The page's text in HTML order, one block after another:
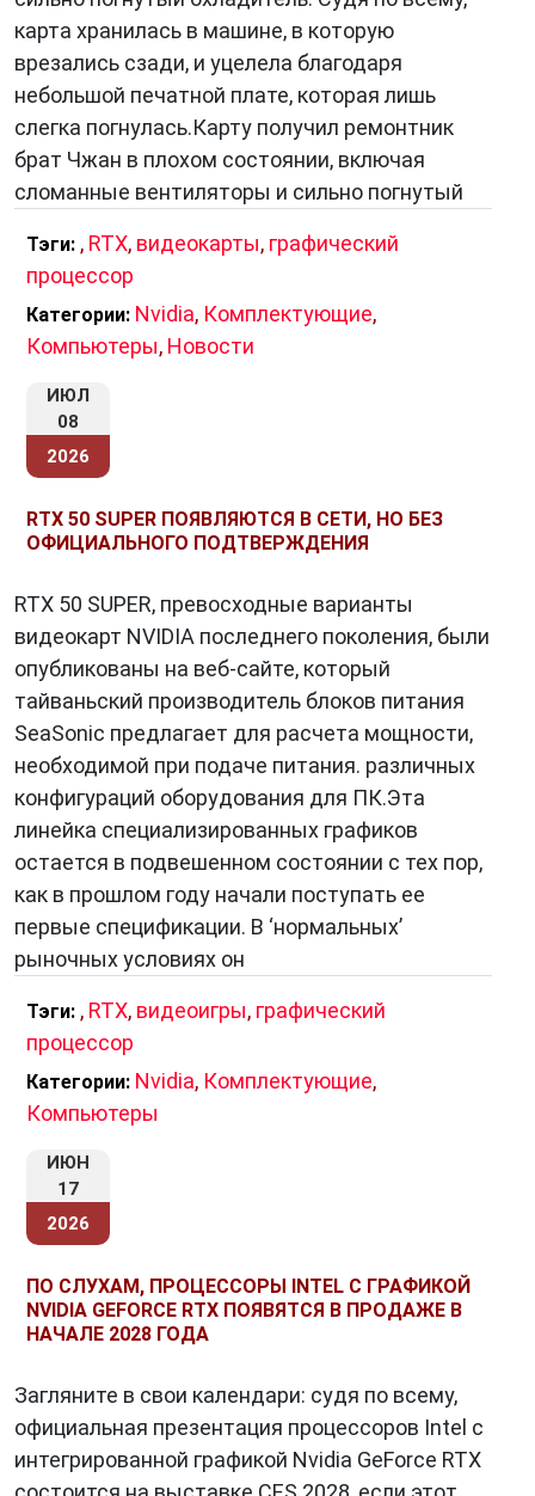
карта хранилась в машине, в которую
врезались сзади, и уцелела благодаря
небольшой печатной плате, которая лишь
слегка погнулась.Карту получил ремонтник
брат Чжан в плохом состоянии, включая
сломанные вентиляторы и сильно погнутый
Тэги: , RTX, видеокарты, графический
процессор
Категории: Nvidia, Комплектующие,
Компьютеры, Новости
ИЮЛ
08
2026
RTX 50 SUPER ПОЯВЛЯЮТСЯ В СЕТИ, НО БЕЗ
ОФИЦИАЛЬНОГО ПОДТВЕРЖДЕНИЯ
RTX 50 SUPER, превосходные варианты
видеокарт NVIDIA последнего поколения, были
опубликованы на веб-сайте, который
тайваньский производитель блоков питания
SeaSonic предлагает для расчета мощности,
необходимой при подаче питания. различных
конфигураций оборудования для ПК.Эта
линейка специализированных графиков
остается в подвешенном состоянии с тех пор,
как в прошлом году начали поступать ее
первые спецификации. В ‘нормальных’
рыночных условиях он
Тэги: , RTX, видеоигры, графический
процессор
Категории: Nvidia, Комплектующие,
Компьютеры
ИЮН
17
2026
ПО СЛУХАМ, ПРОЦЕССОРЫ INTEL С ГРАФИКОЙ
NVIDIA GEFORCE RTX ПОЯВЯТСЯ В ПРОДАЖЕ В
НАЧАЛЕ 2028 ГОДА
Загляните в свои календари: судя по всему,
официальная презентация процессоров Intel с
интегрированной графикой Nvidia GeForce RTX